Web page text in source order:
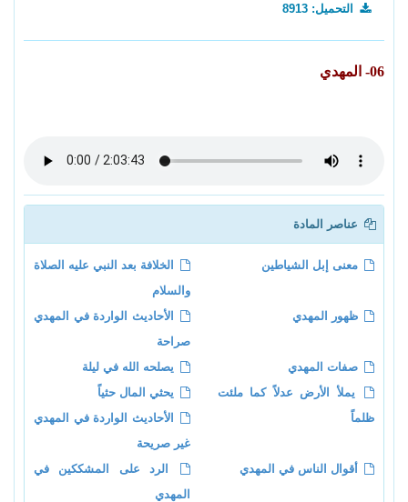
التحميل: 8913
06- المهدي
عناصر المادة
معنى إبل الشياطين
الخلافة بعد النبي عليه الصلاة
والسلام
ظهور المهدي
الأحاديث الواردة في المهدي
صراحة
صفات المهدي
يصلحه الله في ليلة
يملأ الأرض عدلاً كما ملئت
ظلماً
يحثي المال حثياً
الأحاديث الواردة في المهدي
غير صريحة
أقوال الناس في المهدي
الرد على المشككين في
المهدي